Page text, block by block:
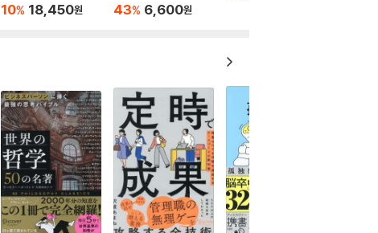
10% 18,450원 43% 6,600원